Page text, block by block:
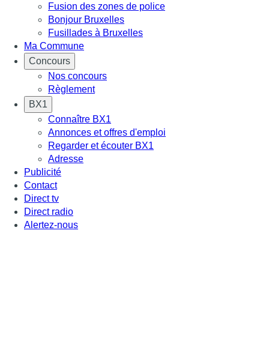
Fusion des zones de police
Bonjour Bruxelles
Fusillades à Bruxelles
Ma Commune
Concours
Nos concours
Règlement
BX1
Connaître BX1
Annonces et offres d'emploi
Regarder et écouter BX1
Adresse
Publicité
Contact
Direct tv
Direct radio
Alertez-nous